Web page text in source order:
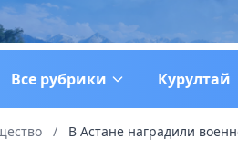
Все рубрики Курултай
/ В Астане наградили